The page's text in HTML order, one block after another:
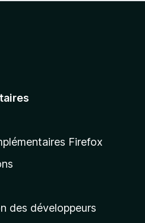
Firefox
des développeurs